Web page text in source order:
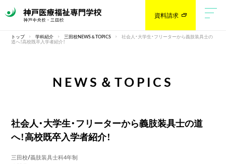
資料請求
トップ 学科紹介 三田校NEWS＆TOPICS 社会人・大学生・フリーターから義肢装具士の
道へ！高校既卒入学者紹介！
NEWS＆TOPICS
社会人・大学生・フリーターから義肢装具士の道
へ！高校既卒入学者紹介！
三田校/義肢装具士科4年制